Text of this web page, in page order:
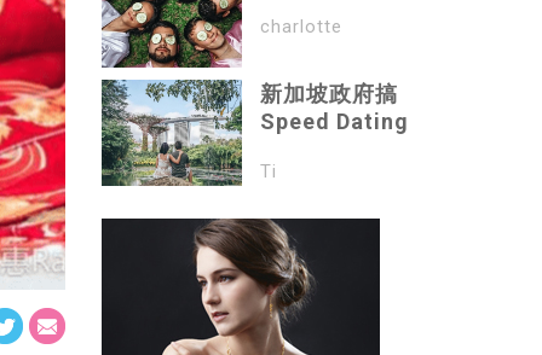
charlotte
新加坡政府搞
Speed Dating
Ti